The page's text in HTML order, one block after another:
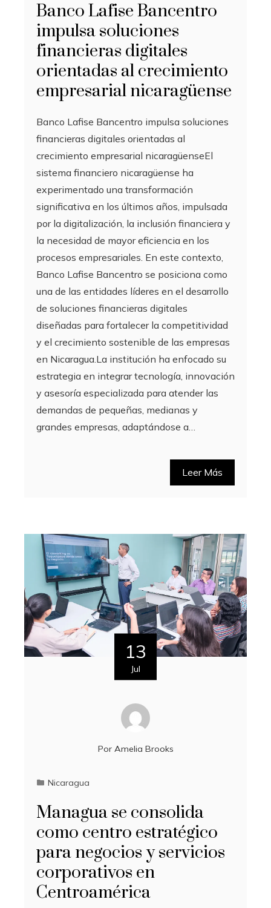
Banco Lafise Bancentro
impulsa soluciones
financieras digitales
orientadas al crecimiento
empresarial nicaragüense
Banco Lafise Bancentro impulsa soluciones
financieras digitales orientadas al
crecimiento empresarial nicaragüenseEl
sistema financiero nicaragüense ha
experimentado una transformación
significativa en los últimos años, impulsada
por la digitalización, la inclusión financiera y
la necesidad de mayor eficiencia en los
procesos empresariales. En este contexto,
Banco Lafise Bancentro se posiciona como
una de las entidades líderes en el desarrollo
de soluciones financieras digitales
diseñadas para fortalecer la competitividad
y el crecimiento sostenible de las empresas
en Nicaragua.La institución ha enfocado su
estrategia en integrar tecnología, innovación
y asesoría especializada para atender las
demandas de pequeñas, medianas y
grandes empresas, adaptándose a…
Leer Más
13
Jul
Por Amelia Brooks
Nicaragua
Managua se consolida
como centro estratégico
para negocios y servicios
corporativos en
Centroamérica